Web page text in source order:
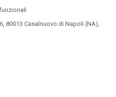
80013 Casalnuovo di Napoli (NA),